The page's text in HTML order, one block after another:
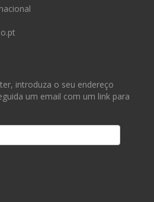
introduza o seu endereço
um email com um link para